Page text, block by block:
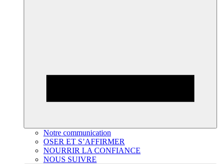
Notre communication
OSER ET S’AFFIRMER
NOURRIR LA CONFIANCE
NOUS SUIVRE